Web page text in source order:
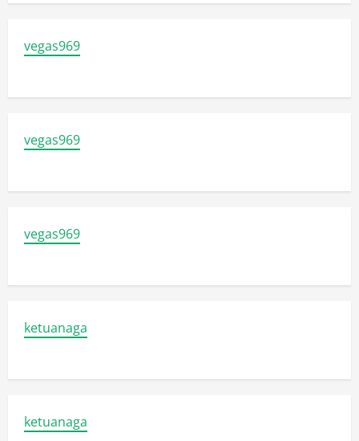
vegas969
vegas969
vegas969
ketuanaga
ketuanaga